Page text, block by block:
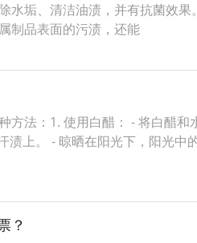
水垢、清洁油渍，并有抗菌效
制品表面的污渍，还能
方法：1. 使用白醋： - 将白醋
渍上。 - 晾晒在阳光下，阳光
？